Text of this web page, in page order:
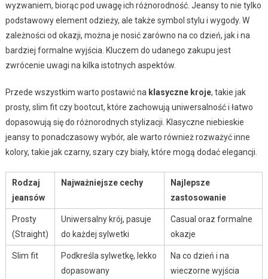
wyzwaniem, biorąc pod uwagę ich różnorodność. Jeansy to nie tylko
podstawowy element odzieży, ale także symbol stylu i wygody. W
zależności od okazji, można je nosić zarówno na co dzień, jak i na
bardziej formalne wyjścia. Kluczem do udanego zakupu jest
zwrócenie uwagi na kilka istotnych aspektów.
Przede wszystkim warto postawić na klasyczne kroje, takie jak
prosty, slim fit czy bootcut, które zachowują uniwersalność i łatwo
dopasowują się do różnorodnych stylizacji. Klasyczne niebieskie
jeansy to ponadczasowy wybór, ale warto również rozważyć inne
kolory, takie jak czarny, szary czy biały, które mogą dodać elegancji.
Rodzaj
jeansów
Najważniejsze cechy
Najlepsze
zastosowanie
Prosty
(Straight)
Uniwersalny krój, pasuje
do każdej sylwetki
Casual oraz formalne
okazje
Slim fit
Podkreśla sylwetkę, lekko
dopasowany
Na co dzień i na
wieczorne wyjścia